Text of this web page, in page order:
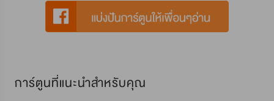
การ์ตูนที่แนะนำสำหรับคุณ